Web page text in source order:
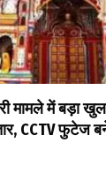
मामले में बड़ा
CCTV फुटेज